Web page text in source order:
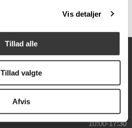
Vis detaljer
Tillad alle
Tillad valgte
Afvis
10:00-17:30
10:00-17:30